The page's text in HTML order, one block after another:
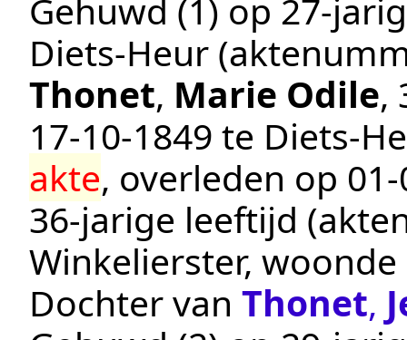
Gehuwd (1) op 27-
Diets-Heur
Thonet, Marie Odile,
17‑10‑1849 te Diets-
akte, overleden op
36-jarige leeftijd
Winkelierster,
Dochter van Thonet,